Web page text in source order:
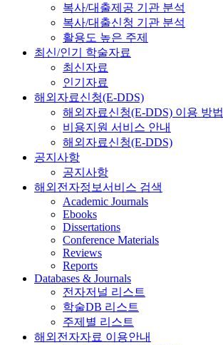
복사/대출제공 기관 분석
복사/대출신청 기관 분석
활용도 높은 주제
최신/인기 학술자료
최신자료
인기자료
해외자료신청(E-DDS)
해외자료신청(E-DDS) 이용 방법
비용지원 서비스 안내
해외자료신청(E-DDS)
공지사항
공지사항
해외전자정보서비스 검색
Academic Journals
Ebooks
Dissertations
Conference Materials
Reviews
Reports
Databases & Journals
전자저널 리스트
학술DB 리스트
주제별 리스트
해외전자자료 이용안내